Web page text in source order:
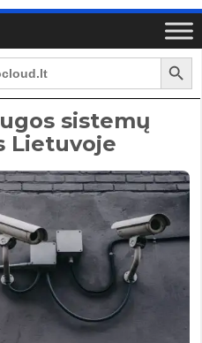
Search Button
sistemų
Lietuvoje